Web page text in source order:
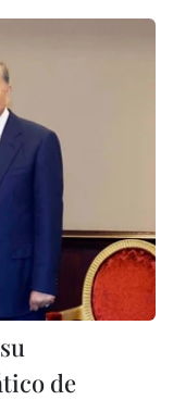
de